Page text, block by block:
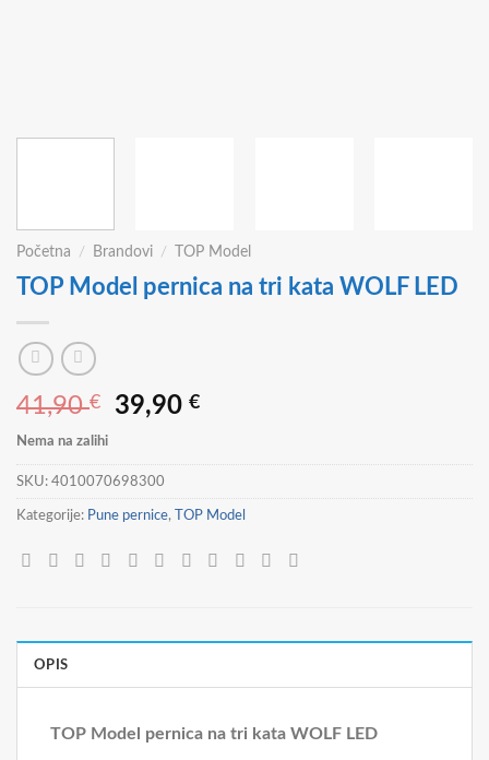
Početna / Brandovi / TOP Model
TOP Model pernica na tri kata WOLF LED
41,90€
Izvorna
bila
je:
41,90 €.
39,90€Trenutna
je:
Nema na zalihi
SKU: 4010070698300
Kategorije: Pune pernice, TOP Model
OPIS
TOP Model pernica na tri kata WOLF LED